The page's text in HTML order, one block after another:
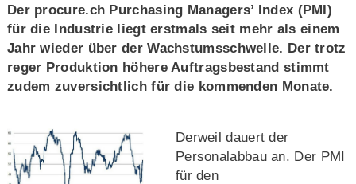
Der procure.ch Purchasing Managers’ Index (PMI)
für die Industrie liegt erstmals seit mehr als einem
Jahr wieder über der Wachstumsschwelle. Der trotz
reger Produktion höhere Auftragsbestand stimmt
zudem zuversichtlich für die kommenden Monate.
Derweil dauert der
Personalabbau an. Der PMI
für den